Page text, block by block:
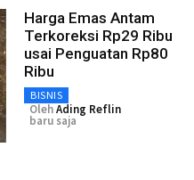
Harga Emas Antam
Terkoreksi Rp29 Ribu
usai Penguatan Rp80
Ribu
BISNIS
OlehAding Reflin
baru saja